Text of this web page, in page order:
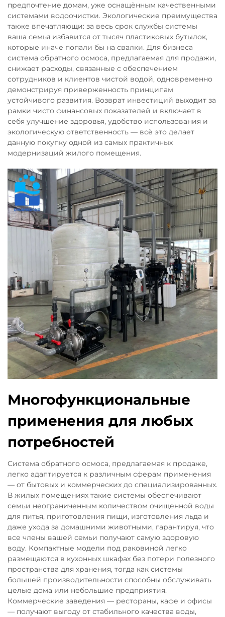
предпочтение домам, уже оснащённым качественными
системами водоочистки. Экологические преимущества
также впечатляющи: за весь срок службы системы
ваша семья избавится от тысяч пластиковых бутылок,
которые иначе попали бы на свалки. Для бизнеса
система обратного осмоса, предлагаемая для продажи,
снижает расходы, связанные с обеспечением
сотрудников и клиентов чистой водой, одновременно
демонстрируя приверженность принципам
устойчивого развития. Возврат инвестиций выходит за
рамки чисто финансовых показателей и включает в
себя улучшение здоровья, удобство использования и
экологическую ответственность — всё это делает
данную покупку одной из самых практичных
модернизаций жилого помещения.
Многофункциональные
применения для любых
потребностей
Система обратного осмоса, предлагаемая к продаже,
легко адаптируется к различным сферам применения
— от бытовых и коммерческих до специализированных.
В жилых помещениях такие системы обеспечивают
семьи неограниченным количеством очищенной воды
для питья, приготовления пищи, изготовления льда и
даже ухода за домашними животными, гарантируя, что
все члены вашей семьи получают самую здоровую
воду. Компактные модели под раковиной легко
размещаются в кухонных шкафах без потери полезного
пространства для хранения, тогда как системы
большей производительности способны обслуживать
целые дома или небольшие предприятия.
Коммерческие заведения — рестораны, кафе и офисы
— получают выгоду от стабильного качества воды,